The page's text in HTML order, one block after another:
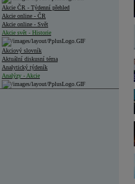
Akcie ČR - Týdenní přehled
Akcie online - ČR
Akcie online - Svět
Akcie svět - Historie
Akciový slovník
Aktuální diskusní téma
Analytický týdeník
Analýzy - Akcie